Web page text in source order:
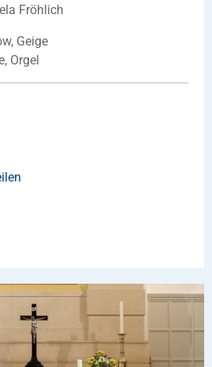
Fröhlich
Geige
Orgel